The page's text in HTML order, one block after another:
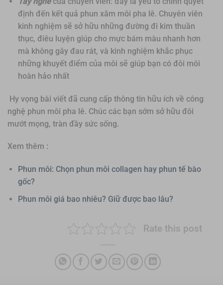
định đến kết quả phun xăm môi pha lê. Chuyên viên
kinh nghiệm sẽ sở hữu những đường đi kim thuần
thục, điêu luyện giúp cho mực bám màu nhanh hơn
mà không gây đau rát, và kinh nghiệm khắc phục
những khuyết điểm của môi sẽ giúp bạn có đôi môi
hoàn hảo nhất
Hy vọng bài viết đã cung cấp thông tin hữu ích về công
nghệ phun môi pha lê. Chúc các bạn sớm sở hữu đôi
mướt mọng, tràn đầy sức sống.
Xem thêm :
Phun môi: Chọn phun môi collagen hay phun tế bào
gốc?
Phun môi giá bao nhiêu? Giữ được bao lâu?
Rate this post